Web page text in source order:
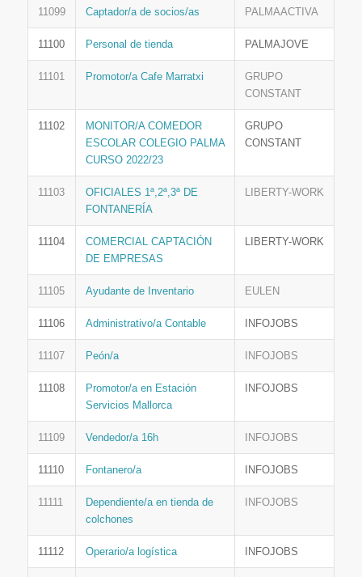
11099 Captador/a de socios/as PALMAACTIVA
11100 Personal de tienda PALMAJOVE
11101 Promotor/a Cafe Marratxi
GRUPO
CONSTANT
11102
MONITOR/A COMEDOR
ESCOLAR COLEGIO PALMA
CURSO 2022/23
GRUPO
CONSTANT
11103
OFICIALES 1ª,2ª,3ª DE
FONTANERÍA
LIBERTY-WORK
11104
COMERCIAL CAPTACIÓN
DE EMPRESAS
LIBERTY-WORK
11105 Ayudante de Inventario EULEN
11106 Administrativo/a Contable INFOJOBS
11107 Peón/a INFOJOBS
11108
Promotor/a en Estación
Servicios Mallorca
INFOJOBS
11109 Vendedor/a 16h INFOJOBS
11110 Fontanero/a INFOJOBS
11111
Dependiente/a en tienda de
colchones
INFOJOBS
11112 Operario/a logística INFOJOBS